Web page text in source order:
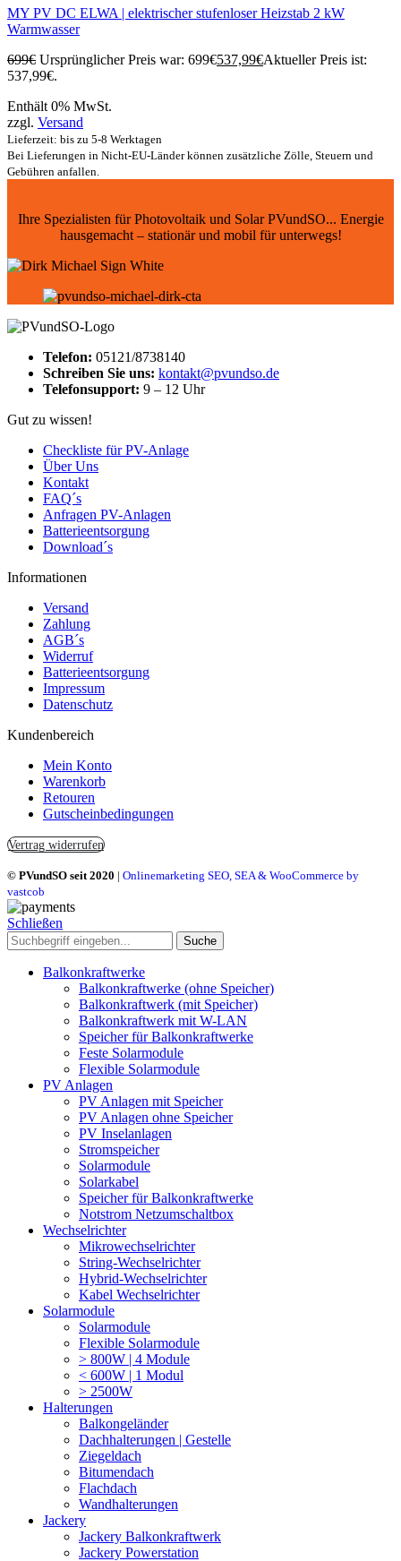
MY PV DC ELWA | elektrischer stufenloser Heizstab 2 kW
Warmwasser
699€ Ursprünglicher Preis war: 699€537,99€Aktueller Preis ist:
537,99€.
Enthält 0% MwSt.
zzgl. Versand
Lieferzeit: bis zu 5-8 Werktagen
Bei Lieferungen in Nicht-EU-Länder können zusätzliche Zölle, Steuern und
Gebühren anfallen.
Ihre Spezialisten für Photovoltaik und Solar PVundSO... Energie
hausgemacht – stationär und mobil für unterwegs!
Telefon: 05121/8738140
Schreiben Sie uns: kontakt@pvundso.de
Telefonsupport: 9 – 12 Uhr
Gut zu wissen!
Checkliste für PV-Anlage
Über Uns
Kontakt
FAQ´s
Anfragen PV-Anlagen
Batterieentsorgung
Download´s
Informationen
Versand
Zahlung
AGB´s
Widerruf
Batterieentsorgung
Impressum
Datenschutz
Kundenbereich
Mein Konto
Warenkorb
Retouren
Gutscheinbedingungen
Vertrag widerrufen
© PVundSO seit 2020 | Onlinemarketing SEO, SEA & WooCommerce by
vastcob
Schließen
Suche
Balkonkraftwerke
Balkonkraftwerke (ohne Speicher)
Balkonkraftwerk (mit Speicher)
Balkonkraftwerk mit W-LAN
Speicher für Balkonkraftwerke
Feste Solarmodule
Flexible Solarmodule
PV Anlagen
PV Anlagen mit Speicher
PV Anlagen ohne Speicher
PV Inselanlagen
Stromspeicher
Solarmodule
Solarkabel
Speicher für Balkonkraftwerke
Notstrom Netzumschaltbox
Wechselrichter
Mikrowechselrichter
String-Wechselrichter
Hybrid-Wechselrichter
Kabel Wechselrichter
Solarmodule
Solarmodule
Flexible Solarmodule
> 800W | 4 Module
< 600W | 1 Modul
> 2500W
Halterungen
Balkongeländer
Dachhalterungen | Gestelle
Ziegeldach
Bitumendach
Flachdach
Wandhalterungen
Jackery
Jackery Balkonkraftwerk
Jackery Powerstation